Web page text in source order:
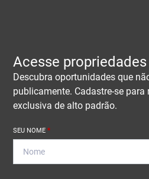
Acesse
Descubra oportunidades que
publicamente. Cadastre-se para
exclusiva de alto padrão.
SEU NOME*